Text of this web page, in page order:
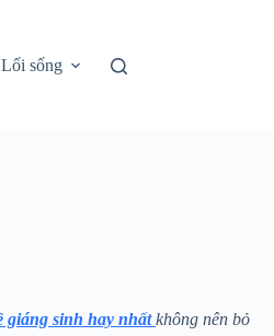
Lối sống
giáng sinh hay nhất không nên bỏ